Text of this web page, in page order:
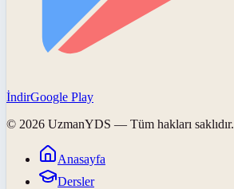
İndirGoogle Play
© 2026 UzmanYDS — Tüm hakları saklıdır.
Anasayfa
Dersler